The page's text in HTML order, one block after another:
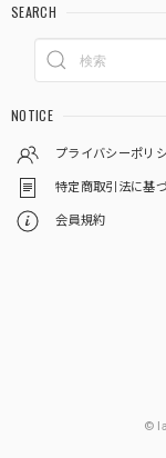
SEARCH
NOTICE
プライバシーポリ
特定商取引法に基
会員規約
©